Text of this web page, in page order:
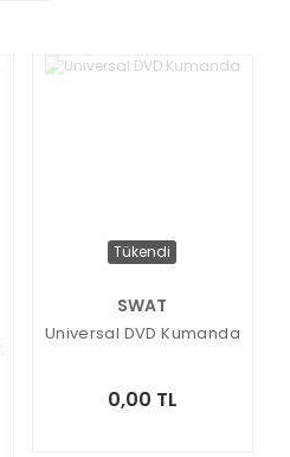
Tükendi
SWAT
Universal DVD Kumanda
0,00 TL